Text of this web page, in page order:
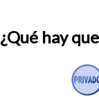
¿Qué hay